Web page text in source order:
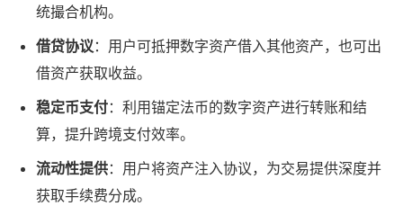
统撮合机构。
借贷协议：用户可抵押数字资产借入其他资产，也可出
借资产获取收益。
稳定币支付：利用锚定法币的数字资产进行转账和结
算，提升跨境支付效率。
流动性提供：用户将资产注入协议，为交易提供深度并
获取手续费分成。